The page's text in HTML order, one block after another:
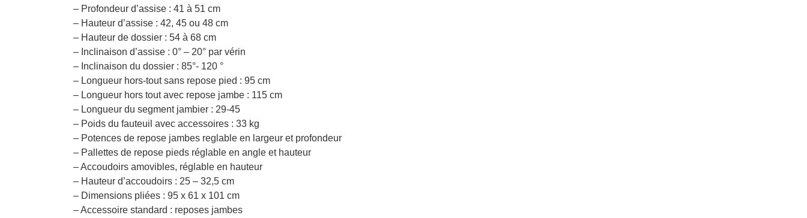
– Profondeur d’assise : 41 à 51 cm
– Hauteur d’assise : 42, 45 ou 48 cm
– Hauteur de dossier : 54 à 68 cm
– Inclinaison d’assise : 0° – 20° par vérin
– Inclinaison du dossier : 85°- 120 °
– Longueur hors-tout sans repose pied : 95 cm
– Longueur hors tout avec repose jambe : 115 cm
– Longueur du segment jambier : 29-45
– Poids du fauteuil avec accessoires : 33 kg
– Potences de repose jambes reglable en largeur et profondeur
– Pallettes de repose pieds réglable en angle et hauteur
– Accoudoirs amovibles, réglable en hauteur
– Hauteur d’accoudoirs : 25 – 32,5 cm
– Dimensions pliées : 95 x 61 x 101 cm
– Accessoire standard : reposes jambes